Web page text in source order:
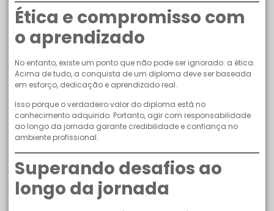
Ética e compromisso com
o aprendizado
No entanto, existe um ponto que não pode ser ignorado: a ética.
Acima de tudo, a conquista de um diploma deve ser baseada
em esforço, dedicação e aprendizado real.
Isso porque o verdadeiro valor do diploma está no
conhecimento adquirido. Portanto, agir com responsabilidade
ao longo da jornada garante credibilidade e confiança no
ambiente profissional.
Superando desafios ao
longo da jornada